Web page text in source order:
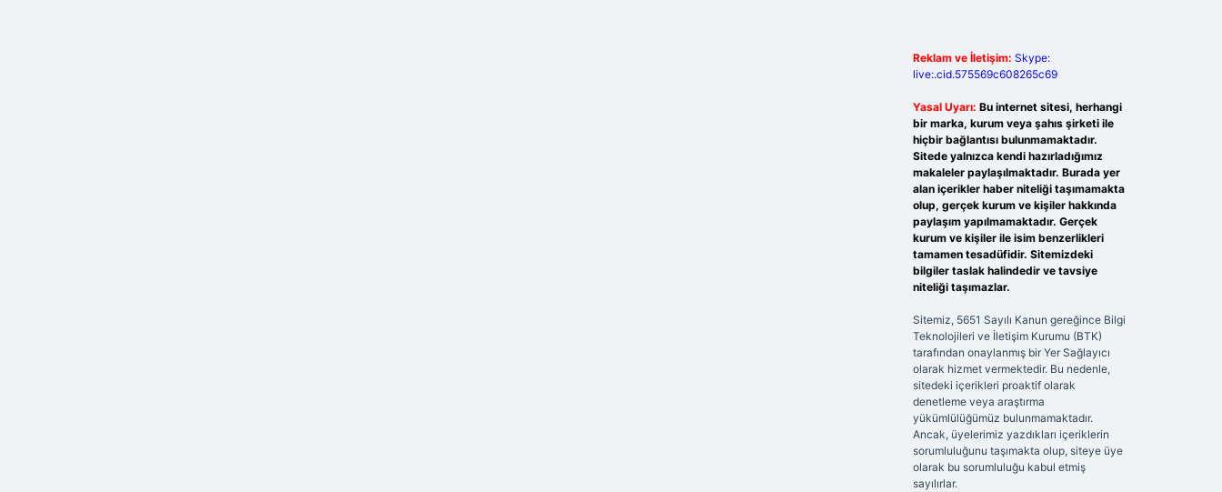
Reklam ve İletişim: Skype:
live:.cid.575569c608265c69
Yasal Uyarı: Bu internet sitesi, herhangi
bir marka, kurum veya şahıs şirketi ile
hiçbir bağlantısı bulunmamaktadır.
Sitede yalnızca kendi hazırladığımız
makaleler paylaşılmaktadır. Burada yer
alan içerikler haber niteliği taşımamakta
olup, gerçek kurum ve kişiler hakkında
paylaşım yapılmamaktadır. Gerçek
kurum ve kişiler ile isim benzerlikleri
tamamen tesadüfidir. Sitemizdeki
bilgiler taslak halindedir ve tavsiye
niteliği taşımazlar.
Sitemiz, 5651 Sayılı Kanun gereğince Bilgi
Teknolojileri ve İletişim Kurumu (BTK)
tarafından onaylanmış bir Yer Sağlayıcı
olarak hizmet vermektedir. Bu nedenle,
sitedeki içerikleri proaktif olarak
denetleme veya araştırma
yükümlülüğümüz bulunmamaktadır.
Ancak, üyelerimiz yazdıkları içeriklerin
sorumluluğunu taşımakta olup, siteye üye
olarak bu sorumluluğu kabul etmiş
sayılırlar.